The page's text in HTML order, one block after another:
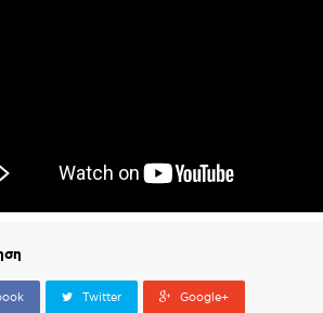
Twitter Google+